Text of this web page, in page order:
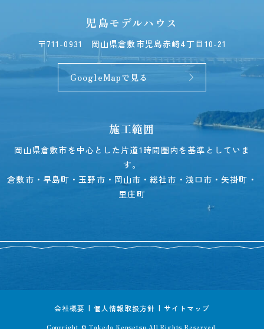
児島モデルハウス
〒711-0931 岡山県倉敷市児島赤崎4丁目10-21
GoogleMapで見る
施工範囲
岡山県倉敷市を中心とした片道1時間圏内を基準としていま
す。
倉敷市・早島町・玉野市・岡山市・総社市・浅口市・矢掛町・
里庄町
会社概要 個人情報取扱方針 サイトマップ
Copyright © Takeda Kensetsu.All Rights Reserved.